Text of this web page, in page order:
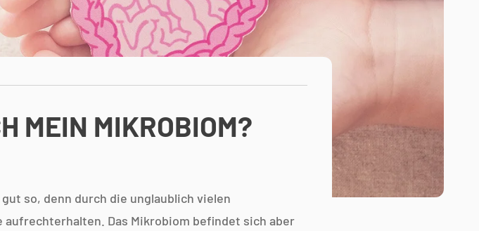
MEIN MIKROBIOM?
so, denn durch die unglaublich vielen
Das Mikrobiom befindet sich aber